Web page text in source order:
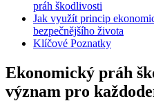
práh škodlivosti
Jak využít princip
bezpečnějšího života
Klíčové Poznatky
Ekonomický práh
význam pro